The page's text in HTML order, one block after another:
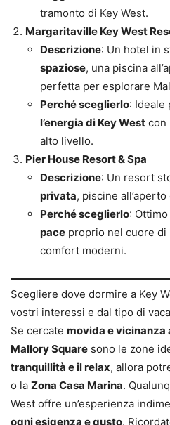
tramonto di Key West.
Margaritaville Key West
Descrizione: Un hotel in
spaziose, una piscina
perfetta per esplorare
Perché sceglierlo: Ideale
l’energia di Key West con
alto livello.
Pier House Resort & Spa
Descrizione: Un resort
privata, piscine
Perché sceglierlo:
pace proprio nel cuore di
comfort moderni.
Scegliere dove dormire a Key
vostri interessi e dal tipo di
Se cercate movida e vicinanza
Mallory Square sono le zone
tranquillità e il relax, allora
o la Zona Casa Marina.
West offre un’esperienza
ogni esigenza e gusto.